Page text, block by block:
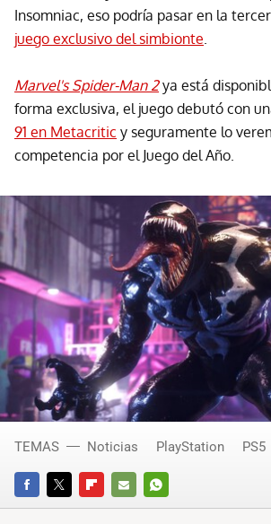
Insomniac, eso podría pasar en la
juego exclusivo del simbionte
Marvel's Spider-Man 2ya está
forma exclusiva, el juego debutó con
91 en Metacritic y seguramente lo
competencia por el Juego del Año.
FACEBOOKTWITTERFLIPBOARD
E-
WHATSAPP
TEMAS Noticias PlayStation PS5